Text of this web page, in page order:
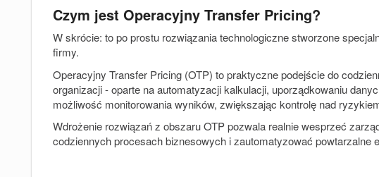
Czym jest Operacyjny Transfer Pricing?
W skrócie: to po prostu rozwiązania technologiczne stworzone
firmy.
Operacyjny Transfer Pricing (OTP) to praktyczne podejście do
organizacji - oparte na automatyzacji kalkulacji, uporządkowaniu
możliwość monitorowania wyników, zwiększając kontrolę nad
Wdrożenie rozwiązań z obszaru OTP pozwala realnie wesprzeć
codziennych procesach biznesowych i zautomatyzować powtarzalne